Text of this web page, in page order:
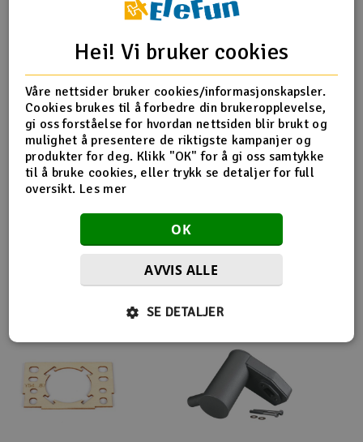
Radioutstyr
Raketter
Smarthjem, lek & hobby
Solenergi
Sparkesykler & elkjøretøy
Verktøy, utstyr & tilbehør
Produktinfo Tips en venn Anmeldelser
Produktinformasjon
Plate for montering av canister. 62mm diameter.
Flere så også på
Hei! Vi bruker cookies
Våre nettsider bruker cookies/informasjonskapsler.
Cookies brukes til å forbedre din brukeropplevelse,
gi oss forståelse for hvordan nettsiden blir brukt og
mulighet å presentere de riktigste kampanjer og
produkter for deg. Klikk "OK" for å gi oss samtykke
til å bruke cookies, eller trykk se detaljer for full
oversikt. Les mer
OK
AVVIS ALLE
SE DETALJER